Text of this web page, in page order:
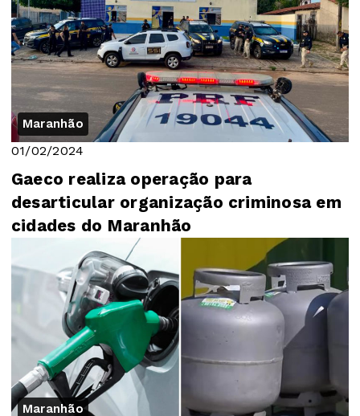
Maranhão
01/02/2024
Gaeco realiza operação para
desarticular organização criminosa em
cidades do Maranhão
Maranhão